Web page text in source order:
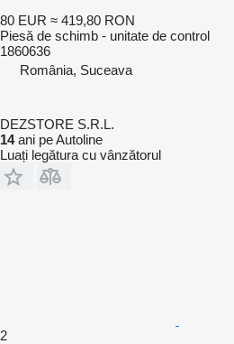
80 EUR ≈ 419,80 RON
Piesă de schimb - unitate de control
1860636
România, Suceava
DEZSTORE S.R.L.
14ani pe Autoline
Luați legătura cu vânzătorul
2